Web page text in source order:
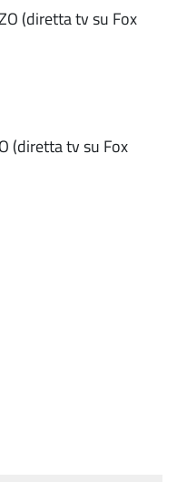
(diretta tv su Fox
(diretta tv su Fox